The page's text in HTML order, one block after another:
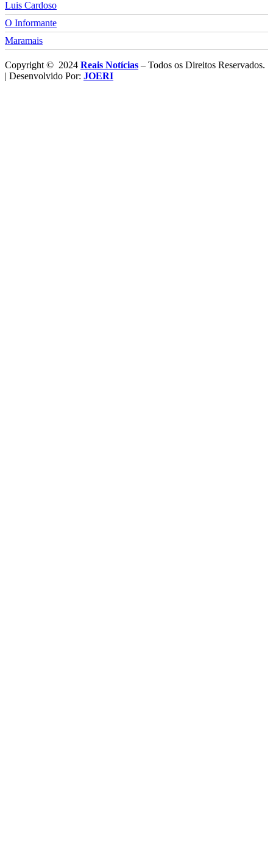
Luis Cardoso
O Informante
Maramais
Copyright © 2024 Reais Notícias – Todos os Direitos Reservados.
| Desenvolvido Por: JOERI